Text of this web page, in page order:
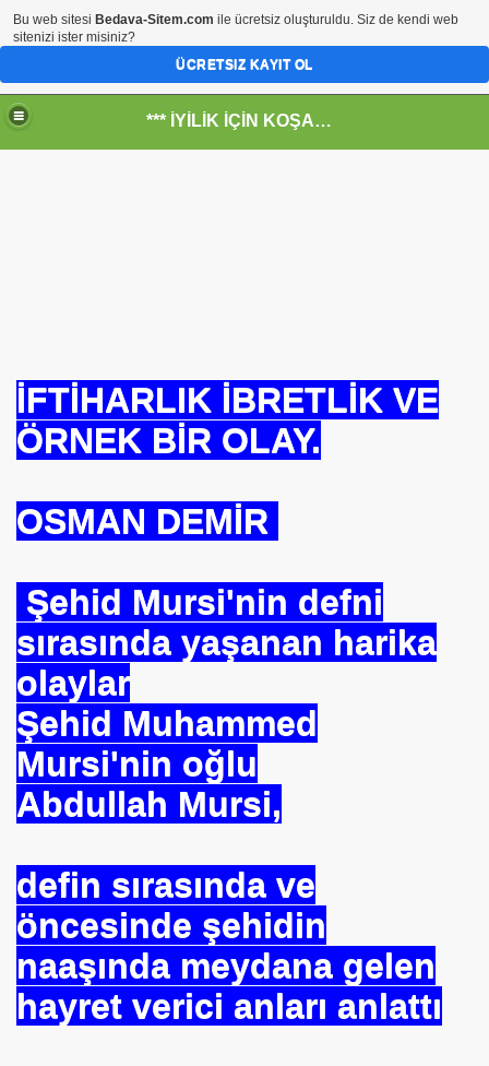
*** İYİLİK İÇİN KOŞANLARIN YERİ***
İFTİHARLIK İBRETLİK VE
ÖRNEK BİR OLAY.
OSMAN DEMİR
Şehid Mursi'nin defni
sırasında yaşanan harika
olaylar
Şehid Muhammed
Mursi'nin oğlu
Abdullah Mursi,
defin sırasında ve
öncesinde şehidin
naaşında meydana gelen
hayret verici anları anlattı
-Engellenen Mühendis !!!
Halal Food
AS-DER.
TARİHİ MÜZESİ
Bu web sitesi Bedava-Sitem.com ile ücretsiz oluşturuldu. Siz de kendi web
sitenizi ister misiniz?
ÜCRETSIZ KAYIT OL